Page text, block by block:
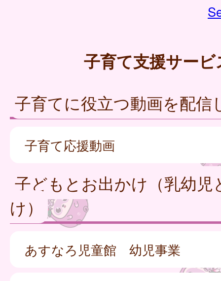
子育て支援サービ
子育てに役立つ動画を配信
子育て応援動画
子どもとお出かけ（乳幼児
け）
あすなろ児童館 幼児事業